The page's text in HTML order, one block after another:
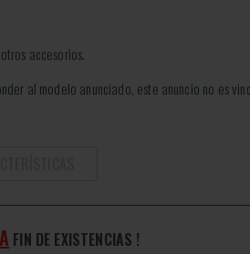
accesorios.
al modelo anunciado, este anuncio no es
FIN DE EXISTENCIAS !